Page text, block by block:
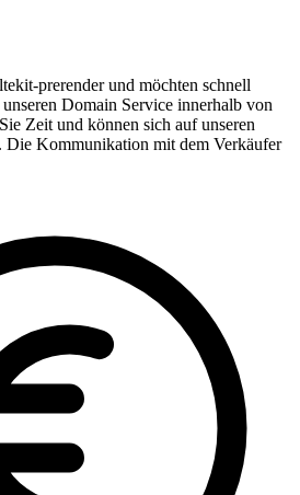
prerender und möchten schnell
Domain Service innerhalb von
Zeit und können sich auf unseren
Die Kommunikation mit dem Verkäufer